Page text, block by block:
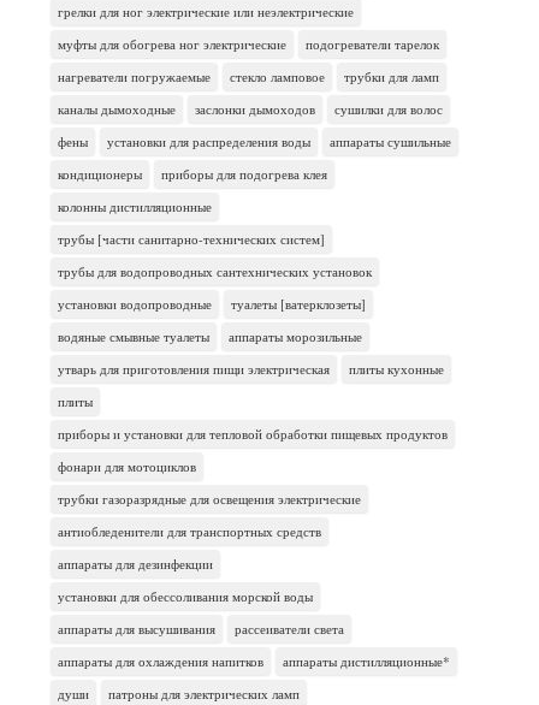
грелки для ног электрические или неэлектрические
муфты для обогрева ног электрические
подогреватели тарелок
нагреватели погружаемые
стекло ламповое
трубки для ламп
каналы дымоходные
заслонки дымоходов
сушилки для волос
фены
установки для распределения воды
аппараты сушильные
кондиционеры
приборы для подогрева клея
колонны дистилляционные
трубы [части санитарно-технических систем]
трубы для водопроводных сантехнических установок
установки водопроводные
туалеты [ватерклозеты]
водяные смывные туалеты
аппараты морозильные
утварь для приготовления пищи электрическая
плиты кухонные
плиты
приборы и установки для тепловой обработки пищевых продуктов
фонари для мотоциклов
трубки газоразрядные для освещения электрические
антиобледенители для транспортных средств
аппараты для дезинфекции
установки для обессоливания морской воды
аппараты для высушивания
рассеиватели света
аппараты для охлаждения напитков
аппараты дистилляционные*
души
патроны для электрических ламп